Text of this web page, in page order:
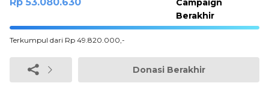
Campaign
Berakhir
100%
Terkumpul dari Rp 49.820.000,-
Donasi Berakhir